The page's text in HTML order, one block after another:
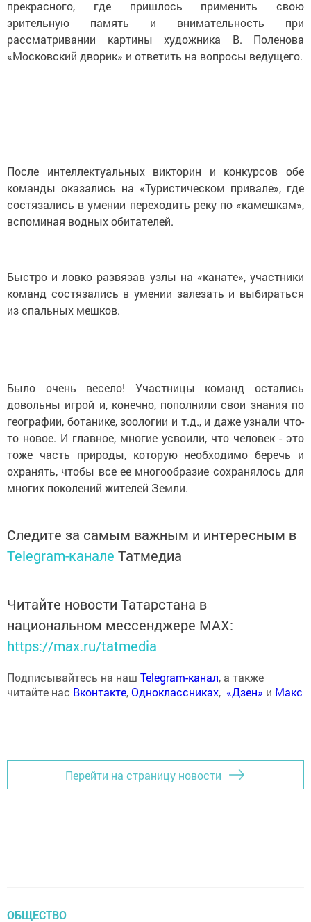
прекрасного, где пришлось применить свою
зрительную память и внимательность при
рассматривании картины художника В. Поленова
«Московский дворик» и ответить на вопросы ведущего.
После интеллектуальных викторин и конкурсов обе
команды оказались на «Туристическом привале», где
состязались в умении переходить реку по «камешкам»,
вспоминая водных обитателей.
Быстро и ловко развязав узлы на «канате», участники
команд состязались в умении залезать и выбираться
из спальных мешков.
Было очень весело! Участницы команд остались
довольны игрой и, конечно, пополнили свои знания по
географии, ботанике, зоологии и т.д., и даже узнали что-
то новое. И главное, многие усвоили, что человек - это
тоже часть природы, которую необходимо беречь и
охранять, чтобы все ее многообразие сохранялось для
многих поколений жителей Земли.
Следите за самым важным и интересным в
Telegram-канале Татмедиа
Читайте новости Татарстана в
национальном мессенджере MАХ:
https://max.ru/tatmedia
Подписывайтесь на наш Telegram-канал, а также
читайте нас Вконтакте,Одноклассниках, «Дзен» и Макс
Перейти на страницу новости
ОБЩЕСТВО